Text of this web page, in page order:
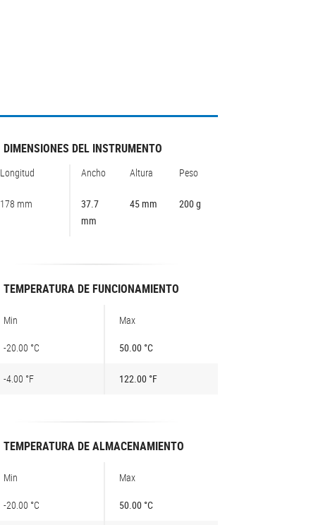
DIMENSIONES DEL INSTRUMENTO
Longitud Ancho Altura Peso
178 mm
37.7
mm
45 mm 200 g
TEMPERATURA DE FUNCIONAMIENTO
Min Max
-20.00 °C 50.00 °C
-4.00 °F 122.00 °F
TEMPERATURA DE ALMACENAMIENTO
Min Max
-20.00 °C 50.00 °C